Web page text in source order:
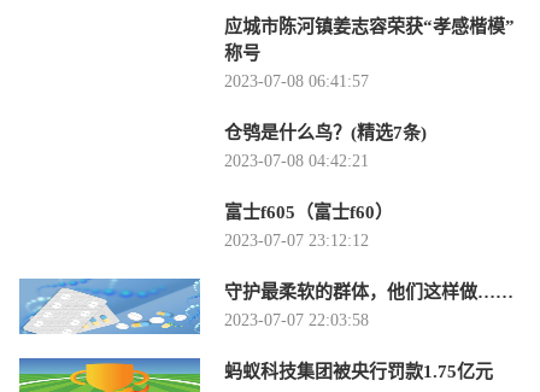
应城市陈河镇姜志容荣获“孝感楷模”
称号
2023-07-08 06:41:57
仓鸮是什么鸟？(精选7条)
2023-07-08 04:42:21
富士f605（富士f60）
2023-07-07 23:12:12
守护最柔软的群体，他们这样做……
2023-07-07 22:03:58
蚂蚁科技集团被央行罚款1.75亿元